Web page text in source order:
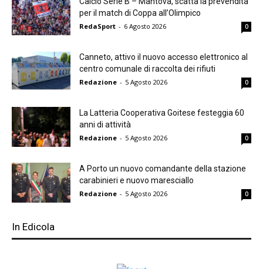
per il match di Coppa all’Olimpico
RedaSport - 6 Agosto 2026 0
Canneto, attivo il nuovo accesso elettronico al
centro comunale di raccolta dei rifiuti
Redazione - 5 Agosto 2026 0
La Latteria Cooperativa Goitese festeggia 60
anni di attività
Redazione - 5 Agosto 2026 0
A Porto un nuovo comandante della stazione
carabinieri e nuovo maresciallo
Redazione - 5 Agosto 2026 0
In Edicola